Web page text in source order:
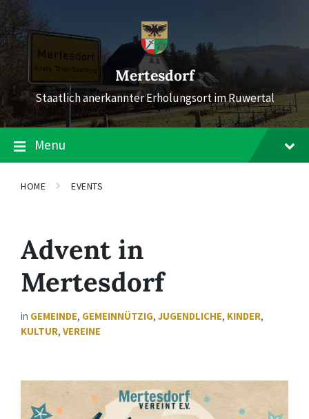
Skip
to
content
Skip
to
main
navigation
Skip
to
footer
Mertesdorf
Staatlich anerkannter Erholungsort im Ruwertal
Menu
HOME EVENTS
Advent in
Mertesdorf
in GEMEINDE, GEMEINNÜTZIG, JUGENDLICHE, KINDER,
KULTUR, VEREINE